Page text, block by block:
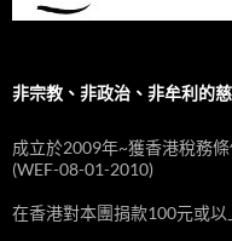
非宗教、非政治、非牟利的
成立於2009年~獲香港稅務
(WEF-08-01-2010)
在香港對本團捐款100元或